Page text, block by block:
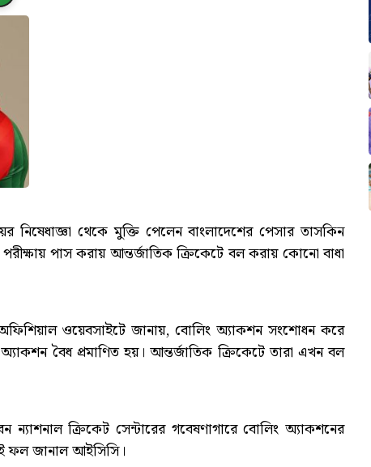
নিষেধাজ্ঞা থেকে মুক্তি পেলেন বাংলাদেশের পেসার তাসকিন
পাস করায় আন্তর্জাতিক ক্রিকেটে বল করায় কোনো বাধা
ওয়েবসাইটে জানায়, বোলিং অ্যাকশন সংশোধন করে
বৈধ প্রমাণিত হয়। আন্তর্জাতিক ক্রিকেটে তারা এখন বল
ন্যাশনাল ক্রিকেট সেন্টারের গবেষণাগারে বোলিং অ্যাকশনের
ফল জানাল আইসিসি।